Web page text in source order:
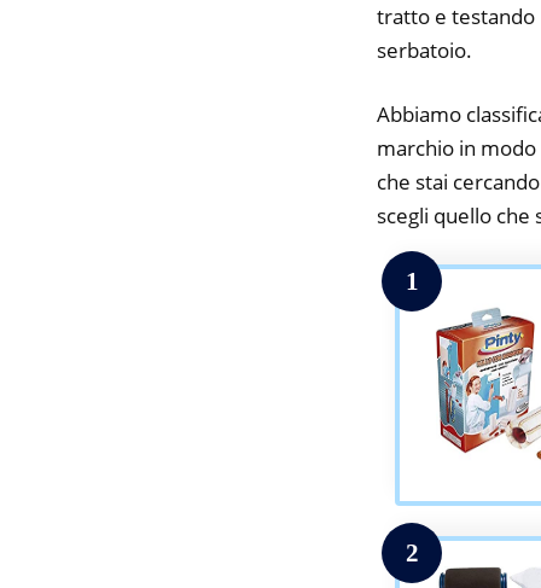
tratto e testando
serbatoio.
Abbiamo
marchio in
che stai
scegli quello che
1
2